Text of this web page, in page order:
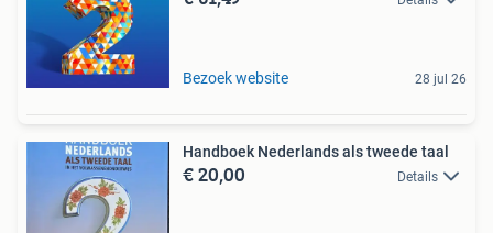
Bezoek website 28 jul 26
Handboek Nederlands als tweede taal
€ 20,00 Details